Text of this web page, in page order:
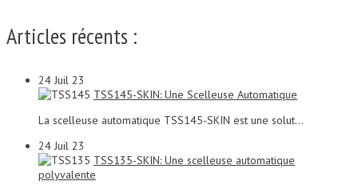
Articles récents :
24 Juil 23
TSS145-SKIN: Une Scelleuse Automatique
La scelleuse automatique TSS145-SKIN est une solut...
24 Juil 23
TSS135-SKIN: Une scelleuse automatique
polyvalente